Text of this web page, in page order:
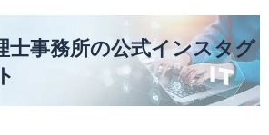
士事務所の公式インスタグ